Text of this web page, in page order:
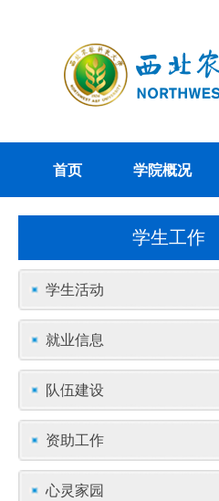
首页 学院概况
学生工作
学生活动
就业信息
队伍建设
资助工作
心灵家园